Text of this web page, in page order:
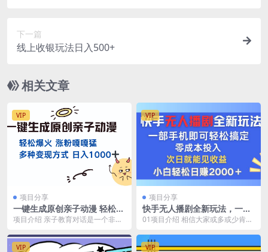
下一篇
线上收银玩法日入500+
相关文章
VIP
项目分享
一键生成原创亲子动漫 轻松爆
火 涨粉嘎嘎猛多种变现方式
项目介绍 亲子教育对话是一个非常
的具有教培作用，对...
VIP
项目分享
快手无人播剧全新玩法，一部
手机就可以轻松搞定，零成本
01项目介绍 相信大家或多或少肯定
他们以往的要求都...
VIP VIP